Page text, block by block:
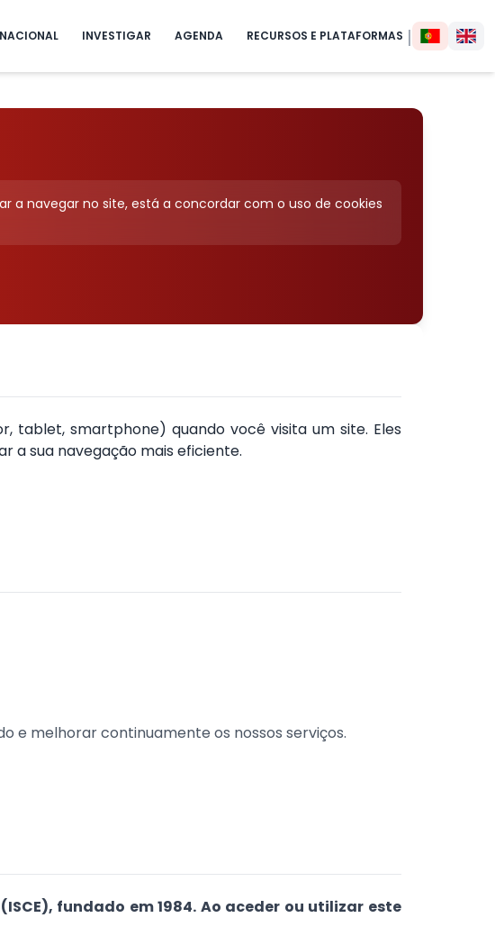
INVESTIGAR AGENDA RECURSOS E PLATAFORMAS |
a navegar no site, está a concordar com o uso de cookies
tablet, smartphone) quando você visita um site. Eles
a sua navegação mais eficiente.
e melhorar continuamente os nossos serviços.
fundado em 1984. Ao aceder ou utilizar este